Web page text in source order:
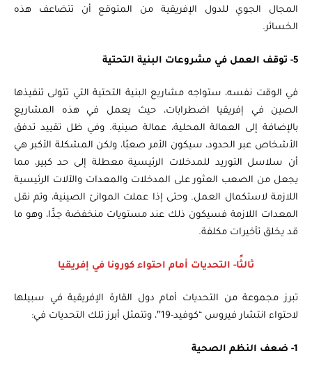
المجال الجوي للدول الإفريقية من المتوقع أن تتضاعف هذه
الخسائر.
في الوقت نفسه، ستواجه مشاريع البنية التحتية التي تتولى تنفيذها
الصين في إفريقيا اضطرابات، حيث يعمل في هذه المشاريع
بالإضافة إلى العمالة المحلية، عمالة صينية. وفي ظل تقييد تدفق
الأشخاص عبر الحدود، سيكون الأمر صعبًا، ولكن المشكلة الأكبر هي
أن سلاسل التوريد للمدخلات الرئيسية معطلة إلى حد كبير، مما
يجعل من الصعب العثور على المدخلات والمعدات والآلات الرئيسية
اللازمة لاستكمال العمل. وحتى إذا عملت الموانئ الصينية، وتم نقل
المعدات اللازمة فسيكون ذلك عند مستويات منخفضة جدًّا، وهو ما
قد يخلق تأخيرات مكلفة.
ثالثًا- التحديات أمام احتواء كورونا في إفريقيا
تبرز مجموعة من التحديات أمام دول القارة الإفريقية في سبيلها
لاحتواء انتشار فيروس “كوفيد-19″، وتتمثل أبرز تلك التحديات في: